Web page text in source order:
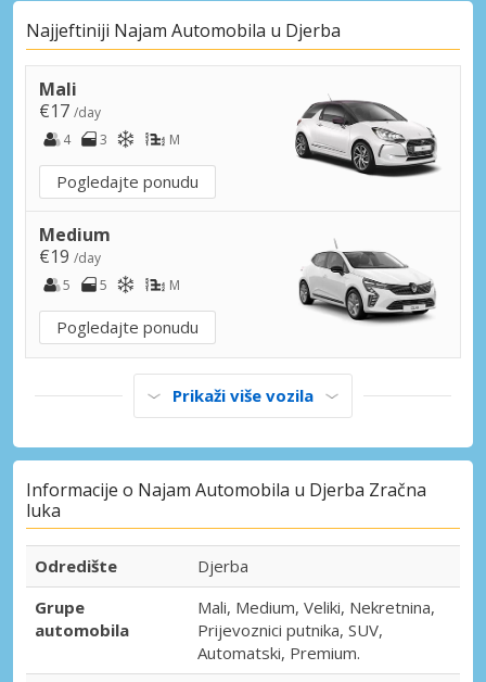
Najjeftiniji Najam Automobila u Djerba
Mali
€17 /day
4
3 M
Pogledajte ponudu
Medium
€19 /day
5
5 M
Pogledajte ponudu
Prikaži više vozila
Informacije o Najam Automobila u Djerba Zračna
luka
Odredište
Djerba
Grupe
automobila
Mali, Medium, Veliki, Nekretnina,
Prijevoznici putnika, SUV,
Automatski, Premium.